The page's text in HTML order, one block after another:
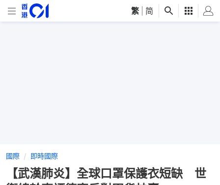
繁 简
國際 即時國際
【武漢肺炎】全球口罩保護衣短缺 世